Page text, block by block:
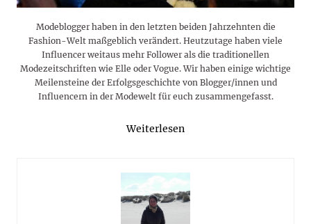
Modeblogger haben in den letzten beiden Jahrzehnten die
Fashion-Welt maßgeblich verändert. Heutzutage haben viele
Influencer weitaus mehr Follower als die traditionellen
Modezeitschriften wie Elle oder Vogue. Wir haben einige wichtige
Meilensteine der Erfolgsgeschichte von Blogger/innen und
Influencern in der Modewelt für euch zusammengefasst.
Weiterlesen